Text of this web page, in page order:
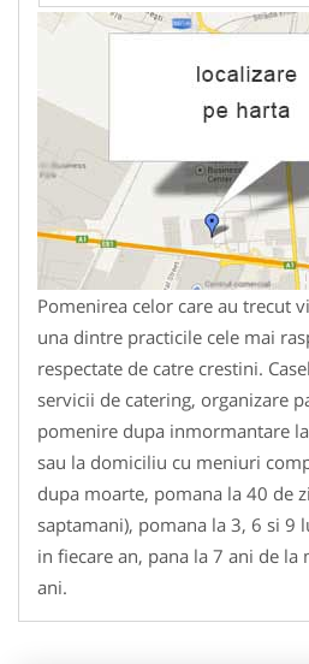
Pomenirea celor care au trecut
una dintre practicile cele mai
respectate de catre crestini.
servicii de catering, organizare
pomenire dupa inmormantare
sau la domiciliu cu meniuri
dupa moarte, pomana la 40 de
saptamani), pomana la 3, 6 si 9
in fiecare an, pana la 7 ani de la
ani.